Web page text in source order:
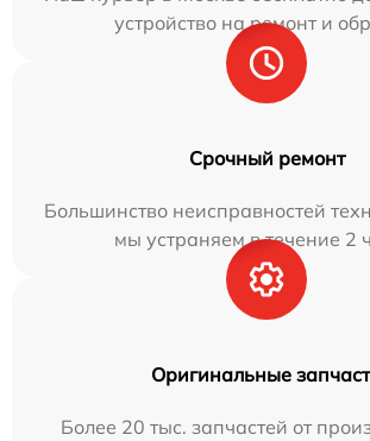
устройство на ремонт и
Срочный ремонт
Большинство неисправностей
мы устраняем в течение 2
Оригинальные
Более 20 тыс. запчастей от